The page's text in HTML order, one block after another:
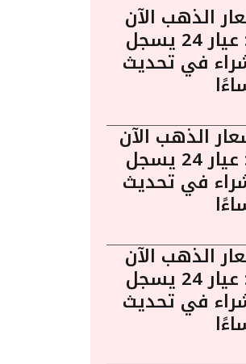
الذهب الآن
في مصر: عيار 24 يسجل
للشراء في تحديث
الذهب الآن
في مصر: عيار 24 يسجل
للشراء في تحديث
الذهب الآن
في مصر: عيار 24 يسجل
للشراء في تحديث